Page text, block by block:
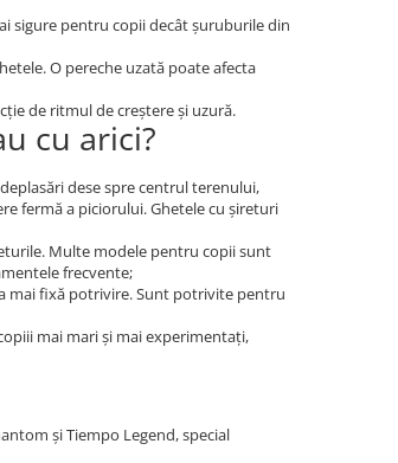
sigure pentru copii decât șuruburile din
O pereche uzată poate afecta
de ritmul de creștere și uzură.
cu arici?
dese spre centrul terenului,
fermă a piciorului. Ghetele cu șireturi
Multe modele pentru copii sunt
frecvente;
mai fixă potrivire. Sunt potrivite pentru
mai mari și mai experimentați,
și Tiempo Legend, special